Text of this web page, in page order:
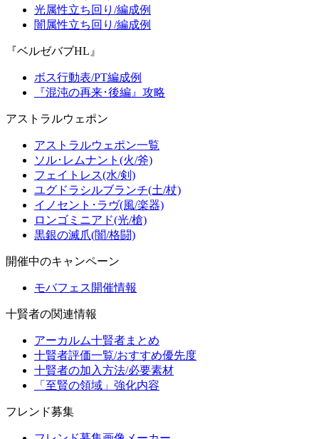
光属性立ち回り/編成例
闇属性立ち回り/編成例
『ベルゼバブHL』
ボス行動表/PT編成例
『混沌の再来･後編』攻略
アストラルウェポン
アストラルウェポン一覧
ソル･レムナント(火/斧)
フェイトレス(水/剣)
ユグドラシルブランチ(土/杖)
イノセント･ラヴ(風/楽器)
ロンゴミニアド(光/槍)
黒銀の滅爪(闇/格闘)
開催中のキャンペーン
モバフェス開催情報
十賢者の関連情報
アーカルム十賢者まとめ
十賢者評価一覧/おすすめ優先度
十賢者の加入方法/必要素材
「至賢の領域」強化内容
フレンド募集